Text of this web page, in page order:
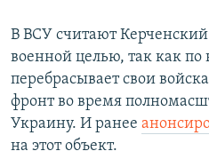
В ВСУ считают
военной целью, так как по
перебрасывает свои
фронт во время
Украину. И ранее
на этот объект.